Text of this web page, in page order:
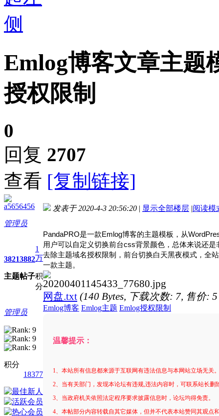
Emlog博客文章主题
授权限制
0
回复 2707
查看 [复制链接]
a5656456
管理员
3821
主题
3882
帖子
1
万
积
分
管理员
积分
18377
发表于 2020-4-3 20:56:20 | 显示全部楼层 |阅读模
PandaPRO是一款Emlog博客的主题模板，从
用户可以自定义切换前台css背景颜色，总体来说还是
去除主题域名授权限制，前台切换白天黑夜模式，全
一款主题。
网盘.txt (140 Bytes, 下载次数: 7, 售价:
Emlog博客 Emlog主题 Emlog授权限制
温馨提示：
1、本站所有信息都来源于互联网有违法信息与本网站立场无关
2、当有关部门，发现本论坛有违规,违法内容时，可联系站长删
3、当政府机关依照法定程序要求披露信息时，论坛均得免责。
4、本帖部分内容转载自其它媒体，但并不代表本站赞同其观点